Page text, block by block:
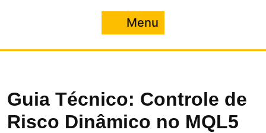
Menu
Guia Técnico: Controle de
Risco Dinâmico no MQL5